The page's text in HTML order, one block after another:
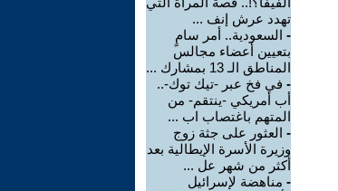
تهدد عرش إنف ...
- السعودية.. أمر سامٍ
بتعيين أعضاء مجالس
المناطق الـ 13 بمشارك ...
- في فخ عبر -تيك توك-..
أب أمريكي -ينتقم- من
المتهم باغتصاب اب ...
- العثور على جثة زوج
وزيرة الأسرة الإيطالية بعد
أكثر من شهر عل ...
- مناهضة لإسرائيل